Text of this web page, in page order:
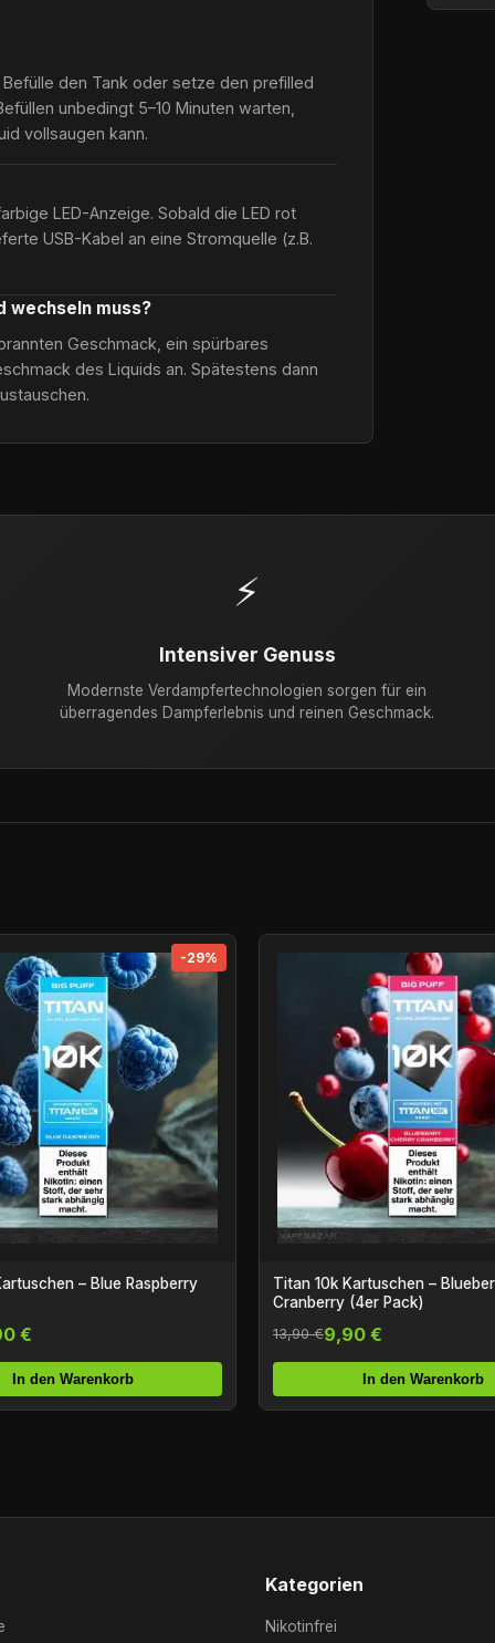
den Tank oder setze den prefilled
unbedingt 5–10 Minuten warten,
vollsaugen kann.
LED-Anzeige. Sobald die LED rot
USB-Kabel an eine Stromquelle (z.B.
wechseln muss?
Geschmack, ein spürbares
des Liquids an. Spätestens dann
⚡
Intensiver Genuss
Modernste Verdampfertechnologien sorgen für ein
überragendes Dampferlebnis und reinen Geschmack.
-29%
– Blue Raspberry
€
In den Warenkorb
Titan 10k Kartuschen –
Cranberry (4er Pack)
13,90 €9,90 €
In den Warenkorb
Kategorien
Nikotinfrei